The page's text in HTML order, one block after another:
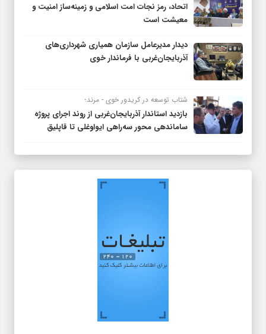
اتحاد، رمز نجات امت اسلامی و زمینه‌ساز امنیت و
معیشت است
دیدار مدیرعامل سازمان همیاری شهرداری‌های
آذربایجان‌غربی با فرماندار خوی
شتاب توسعه در کریدور خوی - مرند؛
بازدید استاندار آذربایجان‌غربی از روند اجرای پروژه
ساماندهی محور سه‌راهی ایواوغلی تا قاپلیق